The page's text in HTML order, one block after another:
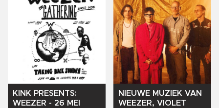
KINK PRESENTS:
WEEZER - 26 MEI
NIEUWE MUZIEK VAN
WEEZER, VIOLET